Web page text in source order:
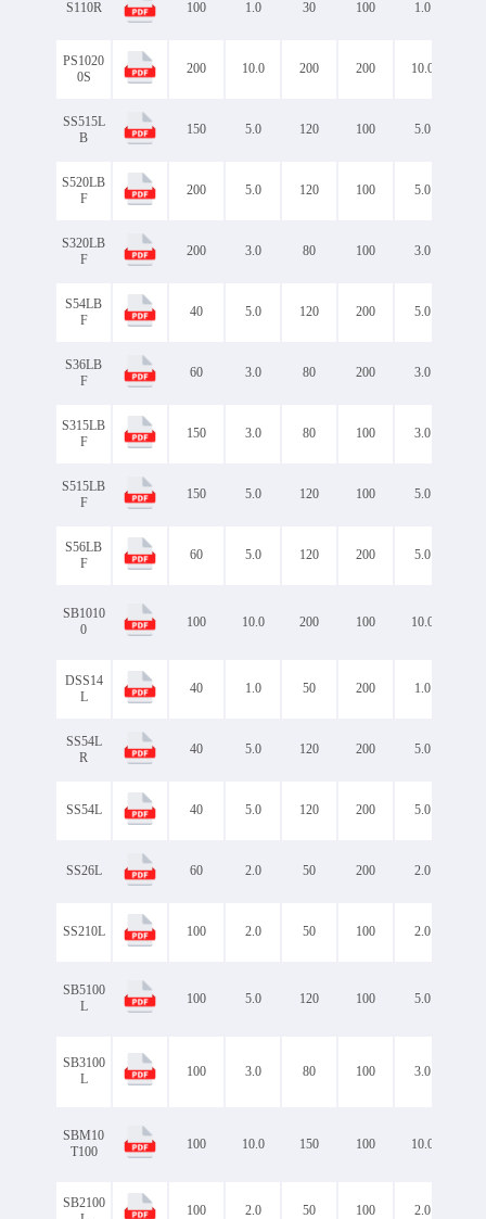
S110R 100 1.0 30 100 1.0
PS1020
0S
200 10.0 200 200 10.0
SS515L
B
150 5.0 120 100 5.0
S520LB
F
200 5.0 120 100 5.0
S320LB
F
200 3.0 80 100 3.0
S54LB
F
40 5.0 120 200 5.0
S36LB
F
60 3.0 80 200 3.0
S315LB
F
150 3.0 80 100 3.0
S515LB
F
150 5.0 120 100 5.0
S56LB
F
60 5.0 120 200 5.0
SB1010
0
100 10.0 200 100 10.0
DSS14
L
40 1.0 50 200 1.0
SS54L
R
40 5.0 120 200 5.0
SS54L 40 5.0 120 200 5.0
SS26L 60 2.0 50 200 2.0
SS210L 100 2.0 50 100 2.0
SB5100
L
100 5.0 120 100 5.0
SB3100
L
100 3.0 80 100 3.0
SBM10
T100
100 10.0 150 100 10.0
SB2100
100 2.0 50 100 2.0